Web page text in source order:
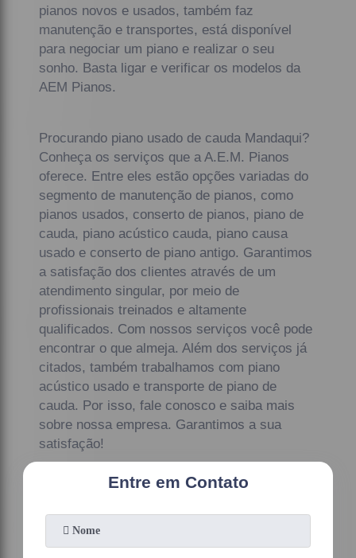
pianos novos e usados, também faz
manutenção e transportes, está disponível
para negociar um piano e realizar o seu
sonho. Basta ligar e verificar os modelos da
AEM Pianos.
Procurando piano usado de cauda Mandaqui?
Conheça os serviços que a A.E.M. Pianos
oferece. Entre eles estão opções variadas do
segmento de manutenção de pianos, como
pianos usados, conserto de pianos, piano de
cauda, piano acústico cauda, piano causa
usado e conserto de piano antigo. Garantimos
a satisfação dos clientes através de um
atendimento singular, por meio de
profissionais treinados e altamente
qualificados. Com nossos serviços você pode
encontrar o que almeja. Além dos serviços já
citados, também trabalhamos com piano
acústico usado e transporte de piano de
cauda. Por isso, fale conosco e saiba mais
sobre nossa empresa. Garantimos a sua
satisfação!
Entre em Contato